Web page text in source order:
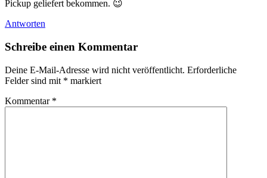
Pickup geliefert bekommen. 😉
Antworten
Schreibe einen Kommentar
Deine E-Mail-Adresse wird nicht veröffentlicht. Erforderliche
Felder sind mit * markiert
Kommentar *